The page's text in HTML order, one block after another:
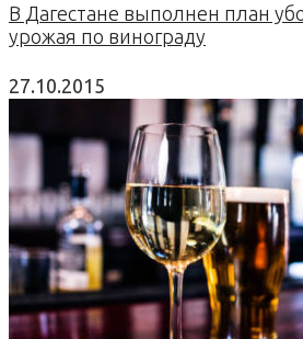
В Дагестане выполнен план
урожая по винограду
27.10.2015